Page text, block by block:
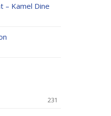
– Kamel Dine
231